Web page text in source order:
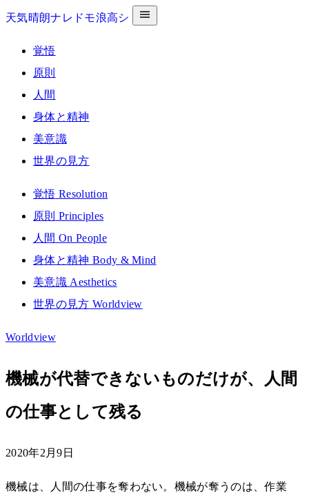
天気晴朗ナレドモ浪高シ
覚悟
原則
人間
身体と精神
美意識
世界の見方
覚悟 Resolution
原則 Principles
人間 On People
身体と精神 Body & Mind
美意識 Aesthetics
世界の見方 Worldview
Worldview
機械が代替できないものだけが、人間
の仕事として残る
2020年2月9日
機械は、人間の仕事を奪わない。機械が奪うのは、作業